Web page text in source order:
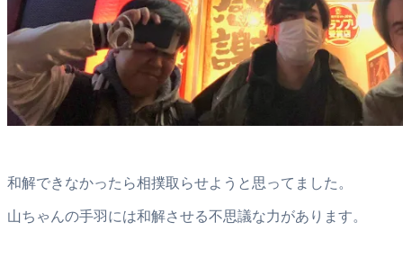
和解できなかったら相撲取らせようと思ってました。
山ちゃんの手羽には和解させる不思議な力があります。